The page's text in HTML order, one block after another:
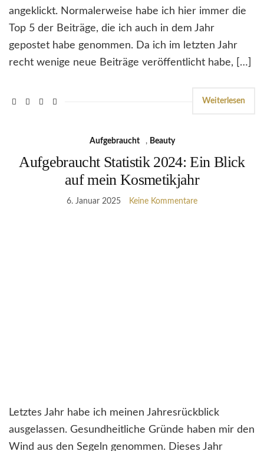
angeklickt. Normalerweise habe ich hier immer die
Top 5 der Beiträge, die ich auch in dem Jahr
gepostet habe genommen. Da ich im letzten Jahr
recht wenige neue Beiträge veröffentlicht habe, […]
Weiterlesen
Aufgebraucht , Beauty
Aufgebraucht Statistik 2024: Ein Blick
auf mein Kosmetikjahr
6. Januar 2025 Keine Kommentare
Letztes Jahr habe ich meinen Jahresrückblick
ausgelassen. Gesundheitliche Gründe haben mir den
Wind aus den Segeln genommen. Dieses Jahr